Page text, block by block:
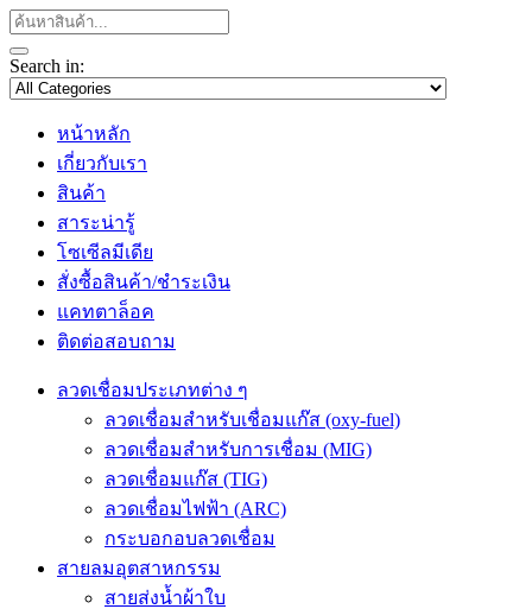
Search in:
หน้าหลัก
เกี่ยวกับเรา
สินค้า
สาระน่ารู้
โซเซีลมีเดีย
สั่งซื้อสินค้า/ชำระเงิน
แคทตาล็อค
ติดต่อสอบถาม
ลวดเชื่อมประเภทต่าง ๆ
ลวดเชื่อมสำหรับเชื่อมแก๊ส (oxy-fuel)
ลวดเชื่อมสำหรับการเชื่อม (MIG)
ลวดเชื่อมแก๊ส (TIG)
ลวดเชื่อมไฟฟ้า (ARC)
กระบอกอบลวดเชื่อม
สายลมอุตสาหกรรม
สายส่งน้ำผ้าใบ